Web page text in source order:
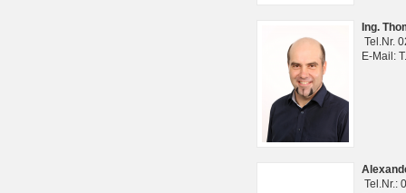
Ing.
Tel.Nr.
E-Mail:
Tel.Nr.: